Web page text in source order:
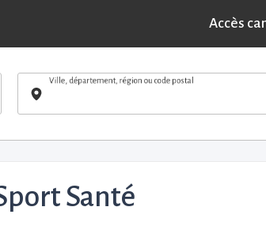
Accès
Ville, département, région ou code postal
Santé